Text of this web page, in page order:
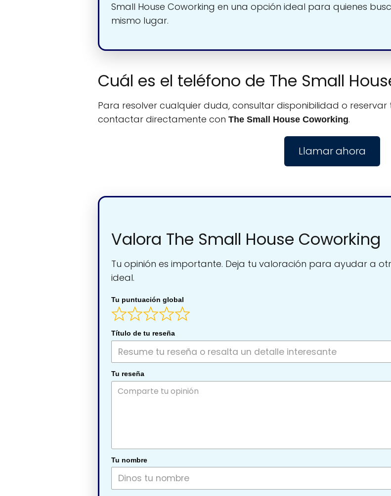
Small House Coworking en una opción ideal para quienes
mismo lugar.
Cuál es el teléfono de The Small
Para resolver cualquier duda, consultar disponibilidad o
contactar directamente con The Small House Coworking.
Llamar ahora
Valora The Small House Coworking
Tu opinión es importante. Deja tu valoración para ayudar a
ideal.
Tu puntuación global
Título de tu reseña
Tu reseña
Tu nombre